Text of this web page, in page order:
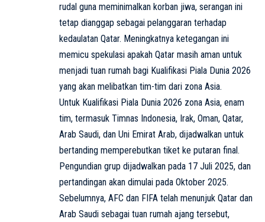
rudal guna meminimalkan korban jiwa, serangan ini
tetap dianggap sebagai pelanggaran terhadap
kedaulatan Qatar. Meningkatnya ketegangan ini
memicu spekulasi apakah Qatar masih aman untuk
menjadi tuan rumah bagi Kualifikasi Piala Dunia 2026
yang akan melibatkan tim-tim dari zona Asia.
Untuk Kualifikasi Piala Dunia 2026 zona Asia, enam
tim, termasuk Timnas Indonesia, Irak, Oman, Qatar,
Arab Saudi, dan Uni Emirat Arab, dijadwalkan untuk
bertanding memperebutkan tiket ke putaran final.
Pengundian grup dijadwalkan pada 17 Juli 2025, dan
pertandingan akan dimulai pada Oktober 2025.
Sebelumnya, AFC dan FIFA telah menunjuk Qatar dan
Arab Saudi sebagai tuan rumah ajang tersebut,